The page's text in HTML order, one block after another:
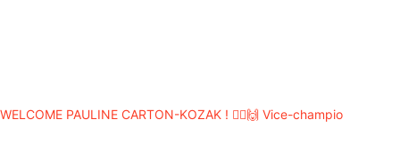
WELCOME PAULINE CARTON-KOZAK ! 🚣‍♀️🙌 Vice-champio